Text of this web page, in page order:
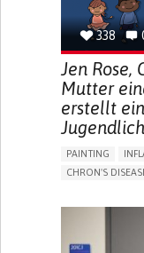
338
Jen Rose,
Mutter
erstellt
PAINTING
CHRON'S
CHRONIC PAIN
WEIGHT LOSS